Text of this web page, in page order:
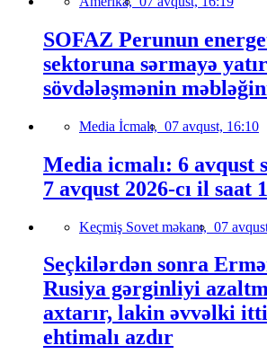
SOFAZ Perunun
sektoruna sərmayə
sövdələşmənin
Media İcmalı, 07 avqust, 16:10
Media icmalı: 6 avqust
7 avqust 2026-cı il saat
Keçmiş Sovet məkanı, 07
Seçkilərdən sonra
Rusiya gərginliyi
axtarır, lakin əvvəlki
ehtimalı azdır